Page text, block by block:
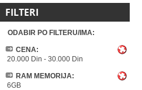
FILTERI
ODABIR PO FILTERU/IMA:
CENA:
20.000 Din - 30.000 Din
RAM MEMORIJA:
6GB